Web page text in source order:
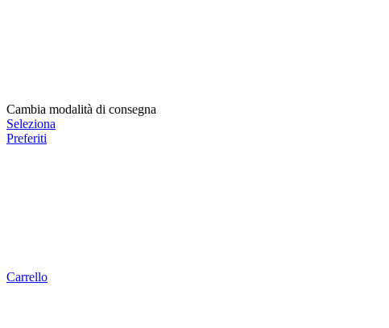
Cambia modalità di consegna
Seleziona
Preferiti
Carrello